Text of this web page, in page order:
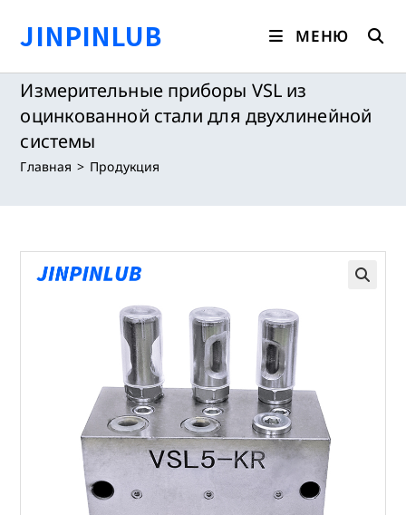
содержимому
JINPINLUB МЕНЮ
Измерительные приборы VSL из
оцинкованной стали для двухлинейной
системы
Главная > Продукция